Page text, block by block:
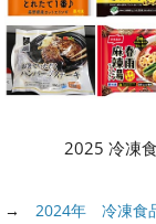
2025 冷凍
→ 2024年 冷凍食